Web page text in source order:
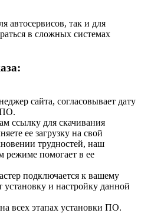
автосервисов, так и для
в сложных системах
сайта, согласовывает дату
ПО.
ссылку для скачивания
ее загрузку на свой
трудностей, наш
режиме помогает в ее
подключается к вашему
и настройку данной
всех этапах установки ПО.